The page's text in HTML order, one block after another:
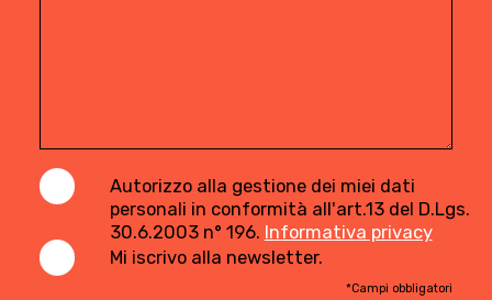
Autorizzo alla gestione dei miei dati
personali in conformità all'art.13 del D.Lgs.
30.6.2003 n° 196. Informativa privacy
Mi iscrivo alla newsletter.
*Campi obbligatori